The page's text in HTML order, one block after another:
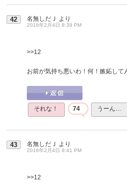
42 名無しだＪ より
2016年2月4日 8:39 PM
>>12
お前が気持ち悪いわ！何！嫉妬して
それな！ 74 うーん…
43 名無しだＪ より
2016年2月4日 8:41 PM
>>12